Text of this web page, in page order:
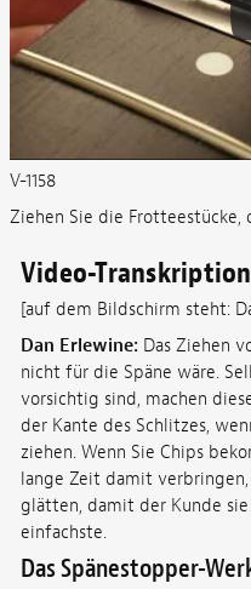
V-1158
Ziehen Sie die
Video-Transkription
[auf dem Bildschirm steht:
Dan Erlewine: Das Ziehen
nicht für die Späne wäre.
vorsichtig sind, machen
der Kante des Schlitzes,
ziehen. Wenn Sie Chips
lange Zeit damit
glätten, damit der Kunde
einfachste.
Das Spänestopper-